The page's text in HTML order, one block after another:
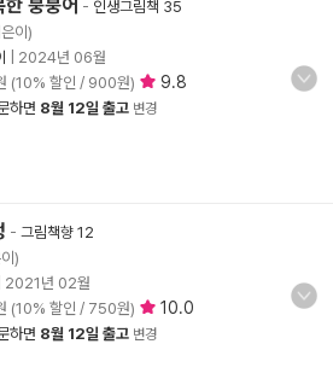
붕붕어 - 인생그림책 35
이)
2024년 06월
(10% 할인 / 900원) 9.8
하면 8월 12일 출고 변경
- 그림책향 12
)
2021년 02월
(10% 할인 / 750원) 10.0
하면 8월 12일 출고 변경